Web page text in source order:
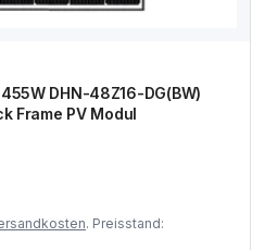
DHN-48Z16-DG(BW)
Frame PV Modul
. Preisstand: